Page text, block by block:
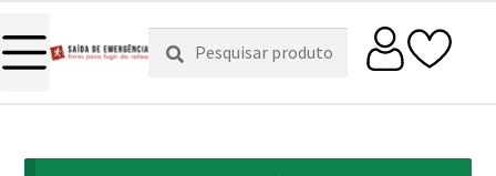
Pesquisar
por:
Pesquisa